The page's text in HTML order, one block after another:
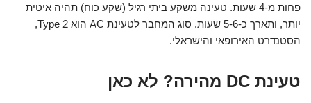
פחות מ-4 שעות. טעינה משקע ביתי רגיל (שקע כוח) תהיה איטית
יותר, ותארך כ-5-6 שעות. סוג המחבר לטעינת AC הוא Type 2,
הסטנדרט האירופאי והישראלי.
טעינת DC מהירה? לא כאן